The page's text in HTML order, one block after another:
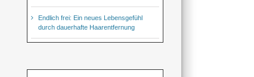
Endlich frei: Ein neues Lebensgefühl
durch dauerhafte Haarentfernung